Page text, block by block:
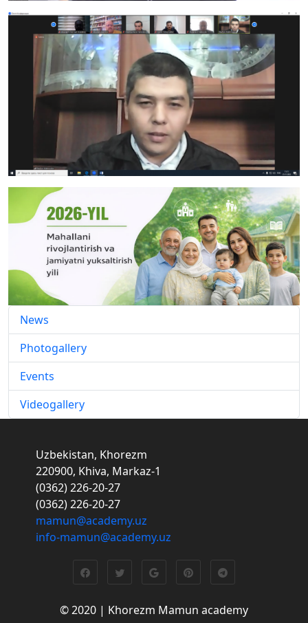
News
Photogallery
Events
Videogallery
Uzbekistan, Khorezm
220900, Khiva, Markaz-1
(0362) 226-20-27
(0362) 226-20-27
mamun@academy.uz
info-mamun@academy.uz
© 2020 | Khorezm Mamun academy